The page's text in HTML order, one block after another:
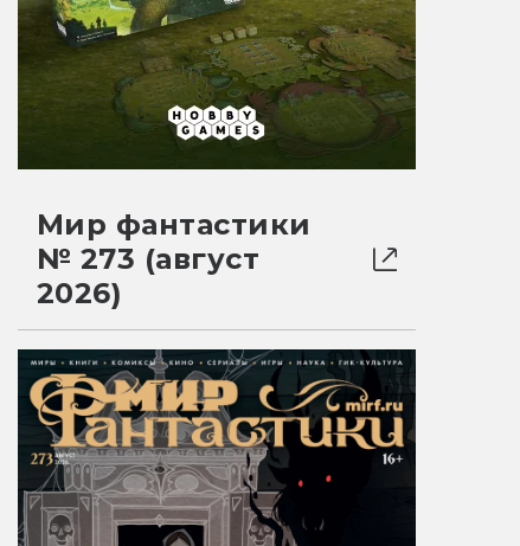
Мир фантастики
№ 273 (август
2026)